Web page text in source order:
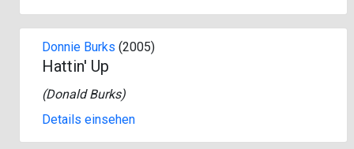
Donnie Burks (2005)
Hattin' Up
(Donald Burks)
Details einsehen